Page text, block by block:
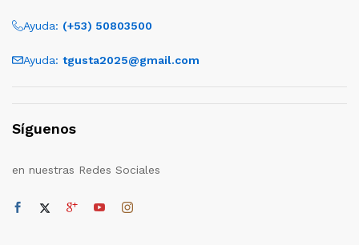
Ayuda: (+53) 50803500
Ayuda: tgusta2025@gmail.com
Síguenos
en nuestras Redes Sociales